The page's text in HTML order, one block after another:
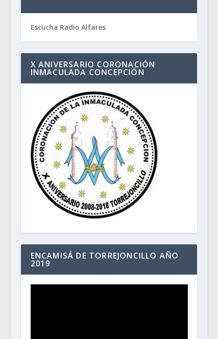
Escucha Radio Alfares
X ANIVERSARIO CORONACIÓN
INMACULADA CONCEPCIÓN
ENCAMISÁ DE TORREJONCILLO AÑO
2019